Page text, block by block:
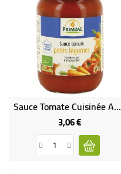
Sauce Tomate Cuisinée Aux Petits Légumes
3,06 €Prix